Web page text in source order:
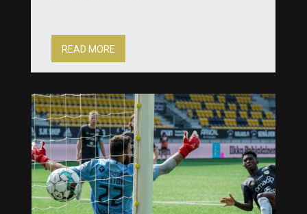
READ MORE